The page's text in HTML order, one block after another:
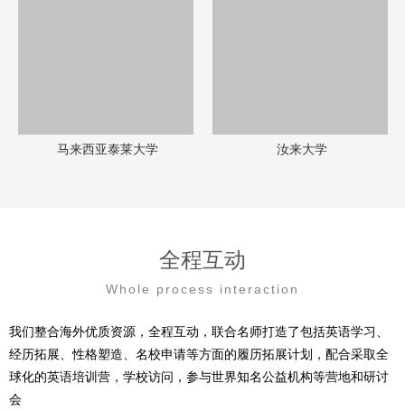
马来西亚泰莱大学 汝来大学
全程互动
Whole process interaction
我们整合海外优质资源，全程互动，联合名师打造了包括英语学习、
经历拓展、性格塑造、名校申请等方面的履历拓展计划，配合采取全
球化的英语培训营，学校访问，参与世界知名公益机构等营地和研讨
会